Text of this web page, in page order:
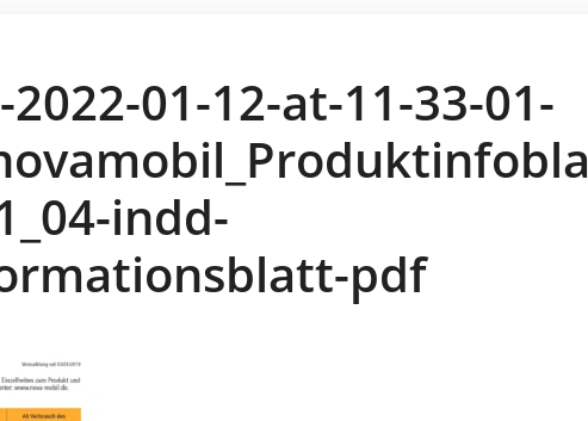
01-12-at-11-33-01-
indd-
pdf